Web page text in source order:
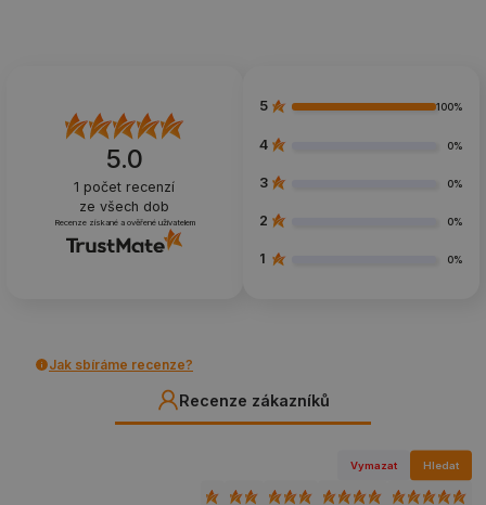
5.0
1 počet recenzí
ze všech dob
Recenze získané a ověřené uživatelem
5 100%
4 0%
3 0%
2 0%
1 0%
Jak sbíráme recenze?
Recenze zákazníků
Vymazat Hledat